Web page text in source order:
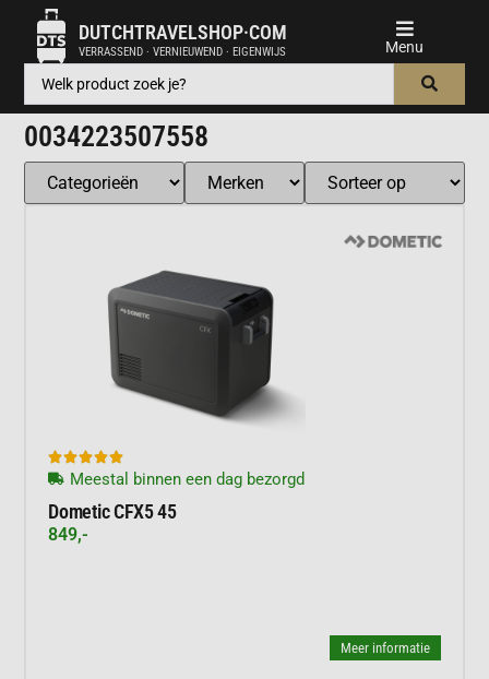
DUTCHTRAVELSHOP·COM
VERRASSEND · VERNIEUWEND · EIGENWIJS
0034223507558

Meestal binnen een dag bezorgd
Dometic CFX5 45
849,-
Meer informatie